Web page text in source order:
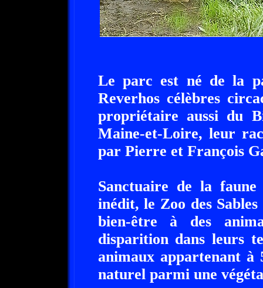
Le parc est né de la
Reverhos célèbres
propriétaire aussi du
Maine-et-Loire, leur
par Pierre et François
Sanctuaire de la
inédit, le Zoo des
bien-être à des
disparition dans leurs
animaux appartenant à
naturel parmi une